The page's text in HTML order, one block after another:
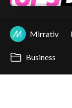
Mirrativ
Business